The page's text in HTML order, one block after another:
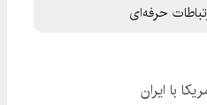
حرفه‌ای
با ایران